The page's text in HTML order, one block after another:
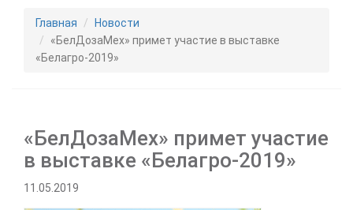
Главная
Новости
«БелДозаМех» примет участие в выставке
«Белагро-2019»
«БелДозаМех» примет участие
в выставке «Белагро-2019»
11.05.2019